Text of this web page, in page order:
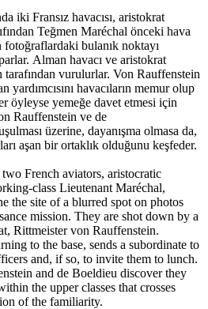
iki Fransız havacısı, aristokrat
Teğmen Maréchal önceki hava
bulanık noktayı
Alman havacı ve aristokrat
vurulurlar. Von Rauffenstein
yardımcısını havacıların memur olup
öyleyse yemeğe davet etmesi için
Rauffenstein ve de
üzerine, dayanışma olmasa da,
aşan bir ortaklık olduğunu keşfeder.
French aviators, aristocratic
class Lieutenant Maréchal,
the site of a blurred spot on photos
mission. They are shot down by a
Rittmeister von Rauffenstein.
to the base, sends a subordinate to
and, if so, to invite them to lunch.
and de Boeldieu discover they
the upper classes that crosses
of the familiarity.